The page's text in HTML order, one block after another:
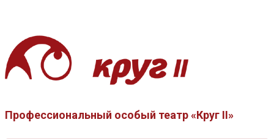
Профессиональный особый театр «Круг II»